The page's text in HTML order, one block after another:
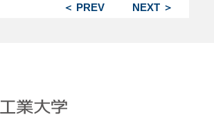
NEXT ＞
＜ PREV